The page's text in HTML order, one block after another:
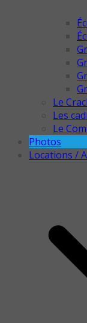
Le
Les
Le
Photos
Locations /